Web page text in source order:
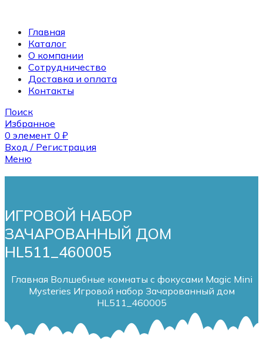
Главная
Каталог
О компании
Сотрудничество
Доставка и оплата
Контакты
Поиск
Избранное
0 элемент 0 ₽
Вход / Регистрация
Меню
ИГРОВОЙ НАБОР
ЗАЧАРОВАННЫЙ ДОМ
HL511_460005
Главная Волшебные комнаты с фокусами Magic Mini
Mysteries Игровой набор Зачарованный дом
HL511_460005